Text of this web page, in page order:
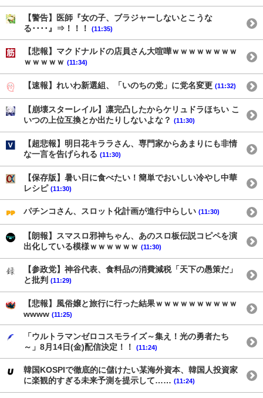
【警告】医師『女の子、ブラジャーしないとこうな
る････』⇒！！！
(11:35)
【悲報】マクドナルドの店員さん大喧嘩ｗｗｗｗｗｗｗｗ
ｗｗｗｗｗ (11:34)
【速報】れいわ新選組、「いのちの党」に党名変更 (11:32)
【崩壊スターレイル】凛完凸したからケリュドラほちい こ
いつの上位互換とか出たりしないよな？ (11:30)
【超悲報】明日花キララさん、専門家からあまりにも非情
な一言を告げられる (11:30)
【保存版】暑い日に食べたい！簡単でおいしい冷やし中華
レシピ (11:30)
パチンコさん、スロット化計画が進行中らしい (11:30)
【朗報】スマスロ邪神ちゃん、あのスロ板伝説コピペを演
出化している模様ｗｗｗｗｗｗ (11:30)
【参政党】神谷代表、食料品の消費減税「天下の愚策だ」
と批判 (11:29)
【悲報】風俗嬢と旅行に行った結果ｗｗｗｗｗｗｗｗｗｗ
wwww (11:25)
「ウルトラマンゼロコスモライズ～集え！光の勇者たち
～」8月14日(金)配信決定！！
(11:24)
韓国KOSPIで徹底的に儲けたい某海外資本、韓国人投資家
に楽観的すぎる未来予測を提示して…… (11:24)